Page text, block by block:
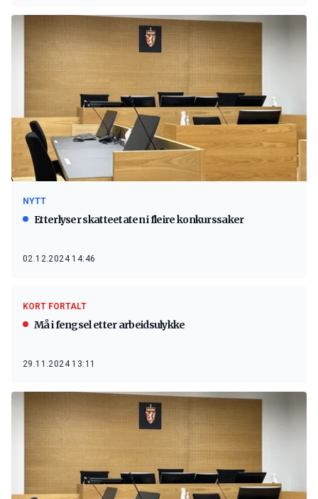
NYTT
Etterlyser skatteetaten i fleire konkurssaker
02.12.2024 14:46
KORT FORTALT
Må i fengsel etter arbeidsulykke
29.11.2024 13:11